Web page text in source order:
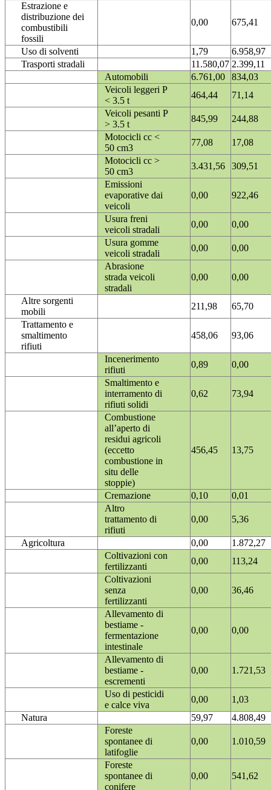
Estrazione e
distribuzione dei
combustibili
fossili
0,00 675,41
Uso di solventi 1,79
6.958,97
Trasporti stradali
11.580,07 2.399,11
Automobili
6.761,00
834,03
Veicoli leggeri P
< 3.5 t
464,44
71,14
Veicoli pesanti P
> 3.5 t
845,99
244,88
Motocicli cc <
50 cm3
77,08
17,08
Motocicli cc >
50 cm3
3.431,56
309,51
Emissioni
evaporative dai
veicoli
0,00 922,46
Usura freni
veicoli stradali
0,00
0,00
Usura gomme
veicoli stradali
0,00
0,00
Abrasione
strada veicoli
stradali
0,00 0,00
Altre sorgenti
mobili
211,98
65,70
Trattamento e
smaltimento
rifiuti
458,06 93,06
Incenerimento
rifiuti
0,89
0,00
Smaltimento e
interramento di
rifiuti solidi
0,62 73,94
Combustione
all’aperto di
residui agricoli
(eccetto
combustione in
situ delle
stoppie)
456,45 13,75
Cremazione 0,10
0,01
Altro
trattamento di
rifiuti
0,00 5,36
Agricoltura 0,00
1.872,27
Coltivazioni con
fertilizzanti
0,00
113,24
Coltivazioni
senza
fertilizzanti
0,00 36,46
Allevamento di
bestiame -
fermentazione
intestinale
0,00 0,00
Allevamento di
bestiame -
escrementi
0,00 1.721,53
Uso di pesticidi
e calce viva
0,00
1,03
Natura
59,97
4.808,49
Foreste
spontanee di
latifoglie
0,00 1.010,59
Foreste
spontanee di
conifere
0,00 541,62